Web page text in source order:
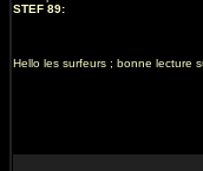
STEF 89:
Hello les surfeurs ; bonne lecture